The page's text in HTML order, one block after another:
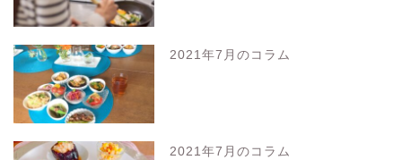
2021年7月のコラム
2021年7月のコラム